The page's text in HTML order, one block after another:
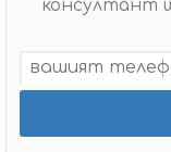
консултант